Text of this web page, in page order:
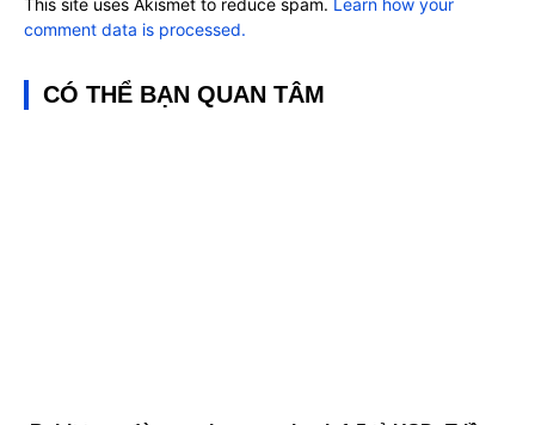
comment data is processed.
CÓ THỂ BẠN QUAN TÂM